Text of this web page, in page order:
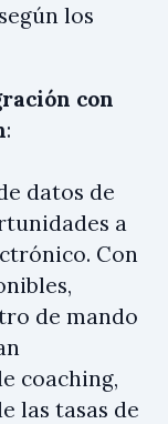
los
con
:
datos de
a
Con
de mando
coaching,
las tasas de